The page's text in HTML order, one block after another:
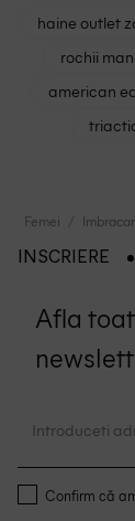
haine outlet
rochii
american
Femei
INSCRIERE
Afla
Confirm că